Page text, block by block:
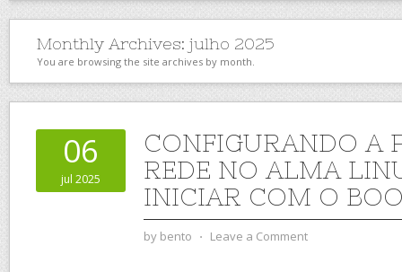
Monthly Archives: julho 2025
You are browsing the site archives by month.
06
jul 2025
CONFIGURANDO A
REDE NO ALMA
INICIAR COM O
by bento ⋅ Leave a Comment